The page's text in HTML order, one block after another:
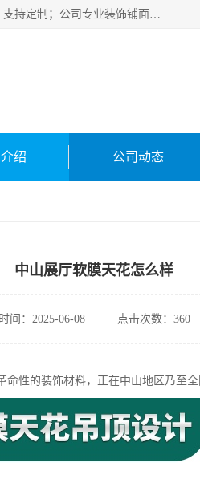
佛山朗鑫装饰工程有限公司主营软膜天花，软膜天花灯箱，卡布灯箱，张拉膜等产品，价格实惠，支持定制；公司专业装饰铺面，家居，会展特装，软膜等工程，技能精良人员，安装快、价格合理，质量保证、热诚与各方有识人士合作，欢迎新老客户来电咨询。
绍 公司动态
中山展厅软膜天花怎么样
时间：2025-06-08 点击次数：360
性的装饰材料，正在中山地区乃至全